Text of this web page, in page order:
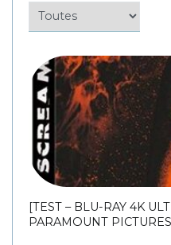
[TEST – BLU-RAY 4K
PARAMOUNT